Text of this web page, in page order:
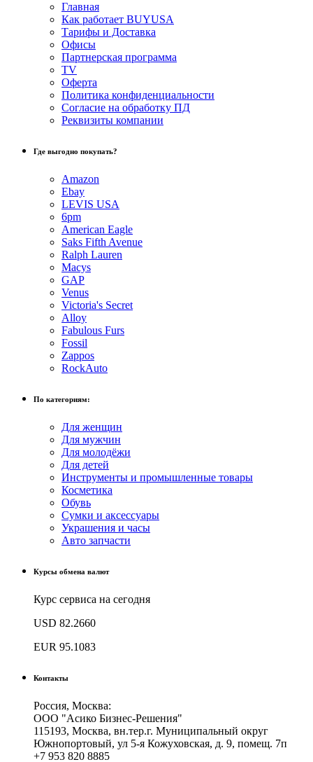
Главная
Как работает BUYUSA
Тарифы и Доставка
Офисы
Партнерская программа
TV
Оферта
Политика конфиденциальности
Согласие на обработку ПД
Реквизиты компании
Где выгодно покупать?
Amazon
Ebay
LEVIS USA
6pm
American Eagle
Saks Fifth Avenue
Ralph Lauren
Macys
GAP
Venus
Victoria's Secret
Alloy
Fabulous Furs
Fossil
Zappos
RockAuto
По категориям:
Для женщин
Для мужчин
Для молодёжи
Для детей
Инструменты и промышленные товары
Косметика
Обувь
Сумки и аксессуары
Украшения и часы
Авто запчасти
Курсы обмена валют
Курс сервиса на сегодня
USD 82.2660
EUR 95.1083
Контакты
Россия, Москва:
ООО "Асико Бизнес-Решения"
115193, Москва, вн.тер.г. Муниципальный округ
Южнопортовый, ул 5-я Кожуховская, д. 9, помещ. 7п
+7 953 820 8885